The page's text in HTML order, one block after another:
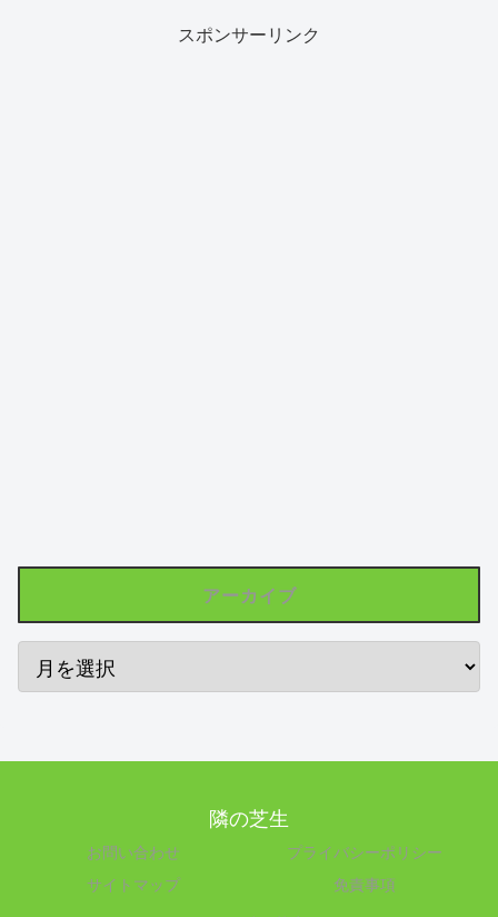
スポンサーリンク
アーカイブ
隣の芝生
お問い合わせ
プライバシーポリシー
サイトマップ
免責事項